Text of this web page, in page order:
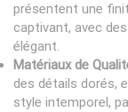
présentent une
captivant, avec
élégant.
Matériaux de
des détails dorés,
style intemporel,